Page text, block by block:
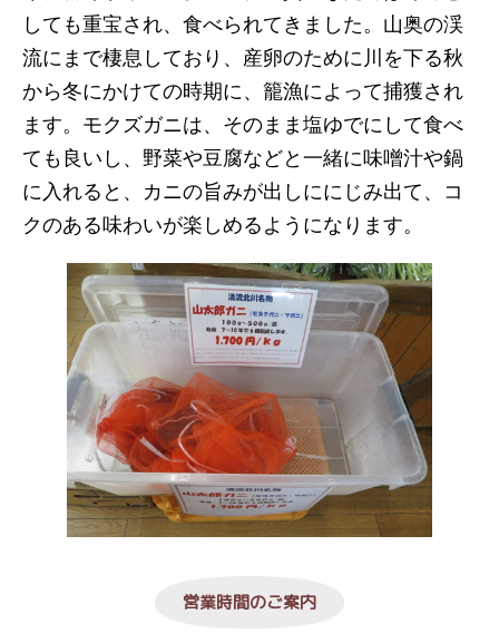
しても重宝され、食べられてきました。山奥の渓
流にまで棲息しており、産卵のために川を下る秋
から冬にかけての時期に、籠漁によって捕獲され
ます。モクズガニは、そのまま塩ゆでにして食べ
ても良いし、野菜や豆腐などと一緒に味噌汁や鍋
に入れると、カニの旨みが出しににじみ出て、コ
クのある味わいが楽しめるようになります。
営業時間のご案内